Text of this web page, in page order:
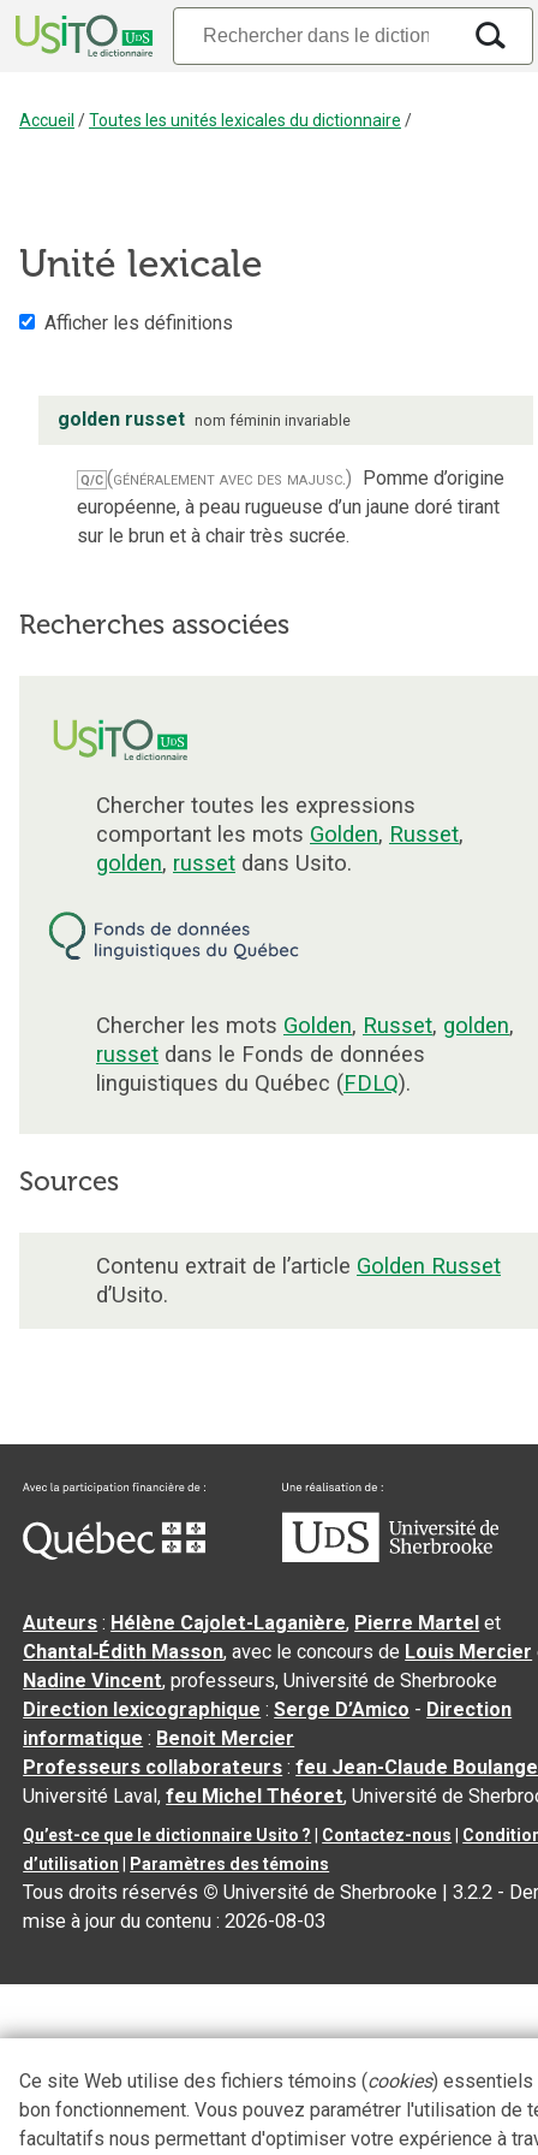
Accueil /Toutes les unités lexicales du dictionnaire /
Unité lexicale
Afficher les définitions
golden russet nom féminin invariable
Q/C (généralement avec des majusc.) Pomme d’origine
européenne, à peau rugueuse d’un jaune doré tirant
sur le brun et à chair très sucrée.
Recherches associées
Chercher toutes les expressions
comportant les mots Golden, Russet,
golden, russet dans Usito.
Chercher les mots Golden, Russet, golden,
russet dans le Fonds de données
linguistiques du Québec (FDLQ).
Sources
Contenu extrait de l’article Golden Russet
d’Usito.
Auteurs : Hélène Cajolet-Laganière, Pierre Martel et
Chantal‑Édith Masson, avec le concours de Louis Mercier
Nadine Vincent, professeurs, Université de Sherbrooke
Direction lexicographique :Serge D’Amico - Direction
informatique : Benoit Mercier
Professeurs collaborateurs :feu Jean-Claude
Université Laval,feu Michel Théoret, Université de
Qu’est-ce que le dictionnaire Usito ? Contactez-nous
d’utilisation
Paramètres des témoins
Tous droits réservés © Université de Sherbrooke |3.2.2 -
mise à jour du contenu :2026-08-03
Ce site Web utilise des fichiers témoins (cookies) essentiels
bon fonctionnement. Vous pouvez paramétrer l'utilisation de
facultatifs nous permettant d'optimiser votre expérience à